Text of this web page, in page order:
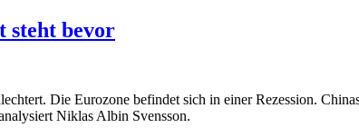
steht bevor
Die Eurozone befindet sich in einer Rezession.
Niklas Albin Svensson.